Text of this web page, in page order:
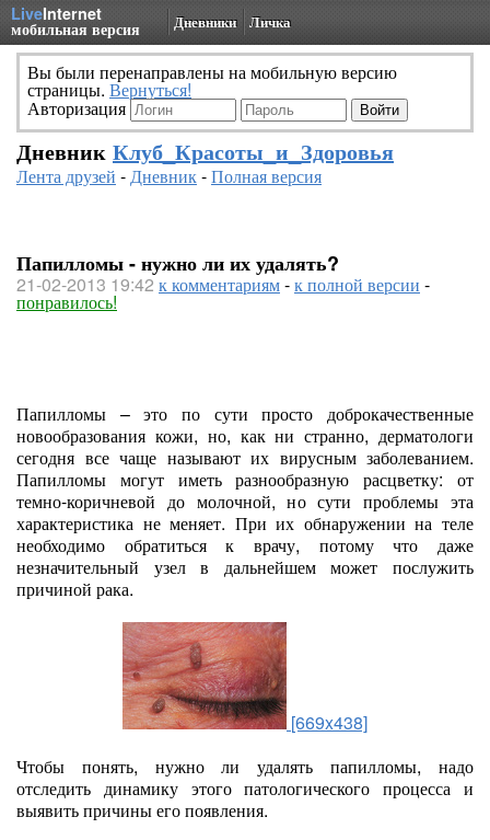
LiveInternet
мобильная версия Дневники Личка
Вы были перенаправлены на мобильную версию
страницы. Вернуться!
Авторизация
Дневник Клуб_Красоты_и_Здоровья
Лента друзей -Дневник-Полная версия
Папилломы - нужно ли их удалять?
21-02-2013 19:42 к комментариям-к полной версии -
понравилось!
Папилломы – это по сути просто доброкачественные
новообразования кожи, но, как ни странно, дерматологи
сегодня все чаще называют их вирусным заболеванием.
Папилломы могут иметь разнообразную расцветку: от
темно-коричневой до молочной, но сути проблемы эта
характеристика не меняет. При их обнаружении на теле
необходимо обратиться к врачу, потому что даже
незначительный узел в дальнейшем может послужить
причиной рака.
[669x438]
Чтобы понять, нужно ли удалять папилломы, надо
отследить динамику этого патологического процесса и
выявить причины его появления.